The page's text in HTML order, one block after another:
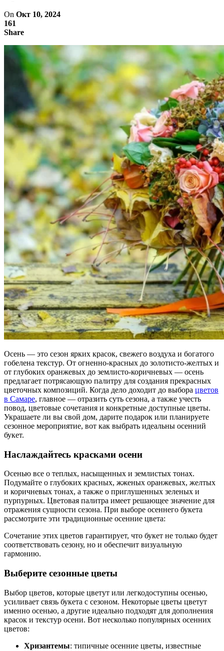
On Окт 10, 2024
161
Share
Осень — это сезон ярких красок, свежего воздуха и богатого
гобелена текстур. От огненно-красных до золотисто-желтых и
от глубоких оранжевых до землисто-коричневых — осень
предлагает потрясающую палитру для создания прекрасных
цветочных композиций. Когда дело доходит до выбора цветов
в Самаре, главное — отразить суть сезона, а также учесть
повод, цветовые сочетания и конкретные доступные цветы.
Украшаете ли вы свой дом, дарите подарок или планируете
сезонное мероприятие, вот как выбрать идеальны осенний
букет.
Наслаждайтесь красками осени
Осенью все о теплых, насыщенных и землистых тонах.
Подумайте о глубоких красных, жженых оранжевых, желтых
и коричневых тонах, а также о приглушенных зеленых и
пурпурных. Цветовая палитра имеет решающее значение для
отражения сущности сезона. При выборе осеннего букета
рассмотрите эти традиционные осенние цвета:
Сочетание этих цветов гарантирует, что букет не только будет
соответствовать сезону, но и обеспечит визуальную
гармонию.
Выберите сезонные цветы
Выбор цветов, которые цветут или легкодоступны осенью,
усиливает связь букета с сезоном. Некоторые цветы цветут
именно осенью, а другие идеально подходят для дополнения
красок и текстур осени. Вот несколько популярных осенних
цветов:
Хризантемы: типичные осенние цветы, известные